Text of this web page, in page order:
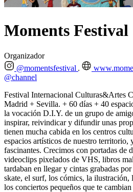
Moments Festival
Organizador
@momentsfestival
@channel
Festival Internacional Culturas&Artes
Madrid + Sevilla. + 60 días + 40
la vocación D.I.Y. de un grupo de
inspirar, reivindicar y difundir unas
tienen mucha cabida en los centros
espacios artísticos de nuestro territorio,
fascinantes. Crecimos con portadas de
videoclips pixelados de VHS, libros
tardaban en llegar y cintas grabadas
skate, el surf, los cómics, la ilustración,
los conciertos pequeños que te